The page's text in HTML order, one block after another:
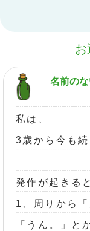
名前の
私は、
3歳から今も
発作が起きる
1、周りから
「うん。」と